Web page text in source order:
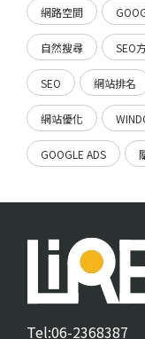
網路空間
自然搜尋 SEO
SEO 網站排名
網站優化
GOOGLE ADS
Tel:06-2368387